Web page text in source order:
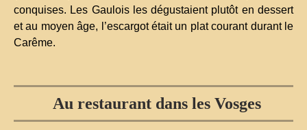
conquises. Les Gaulois les dégustaient plutôt en dessert
et au moyen âge, l’escargot était un plat courant durant le
Carême.
Au restaurant dans les Vosges